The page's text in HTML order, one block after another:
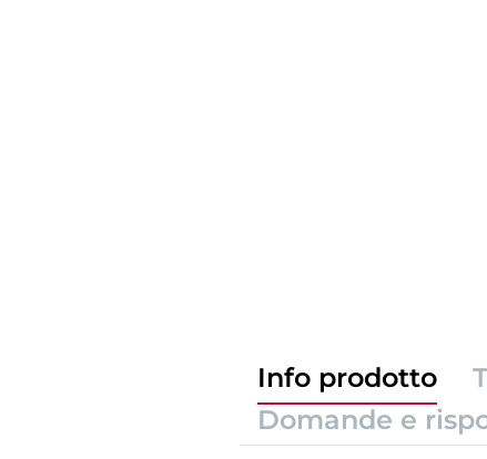
Info prodotto
Domande e